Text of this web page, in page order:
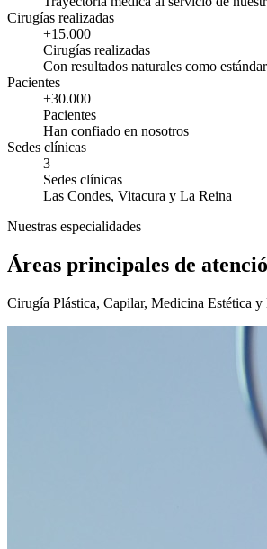
Cirugías realizadas
+15.000
Cirugías realizadas
Con resultados naturales como estándar
Pacientes
+30.000
Pacientes
Han confiado en nosotros
Sedes clínicas
3
Sedes clínicas
Las Condes, Vitacura y La Reina
Nuestras especialidades
Áreas principales de
Cirugía Plástica, Capilar, Medicina Estética